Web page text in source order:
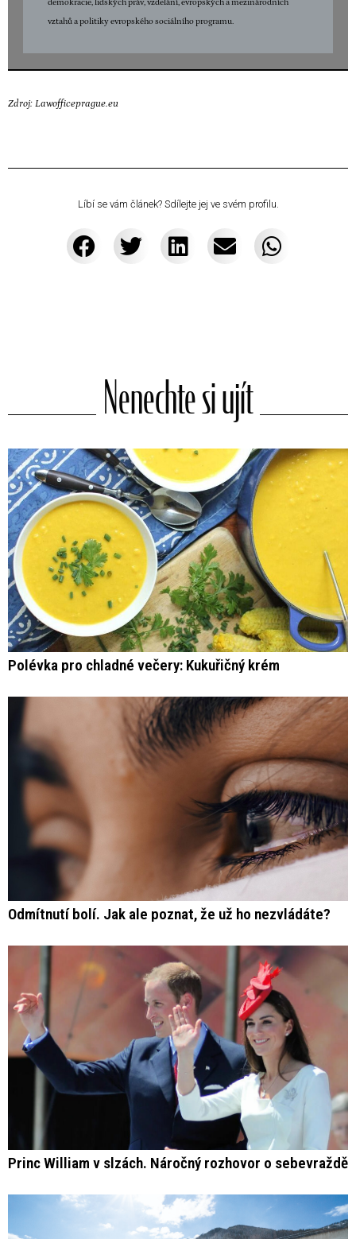
demokracie, lidských práv, vzdělání, evropských a mezinárodních
vztahů a politiky evropského sociálního programu.
Zdroj: Lawofficeprague.eu
Líbí se vám článek? Sdílejte jej ve svém profilu.
Nenechte si ujít
Polévka pro chladné večery: Kukuřičný krém
Odmítnutí bolí. Jak ale poznat, že už ho nezvládáte?
Princ William v slzách. Náročný rozhovor o sebevraždě